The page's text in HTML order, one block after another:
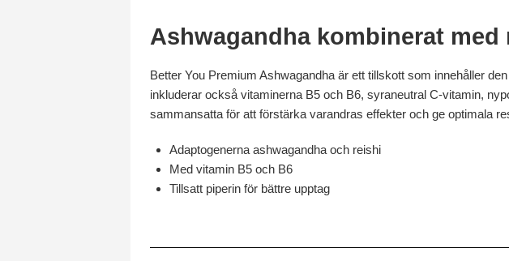
Ashwagandha kombinerat
Better You Premium Ashwagandha är ett tillskott som innehåller
inkluderar också vitaminerna B5 och B6, syraneutral C-vitamin,
sammansatta för att förstärka varandras effekter och ge optimala
Adaptogenerna ashwagandha och reishi
Med vitamin B5 och B6
Tillsatt piperin för bättre upptag